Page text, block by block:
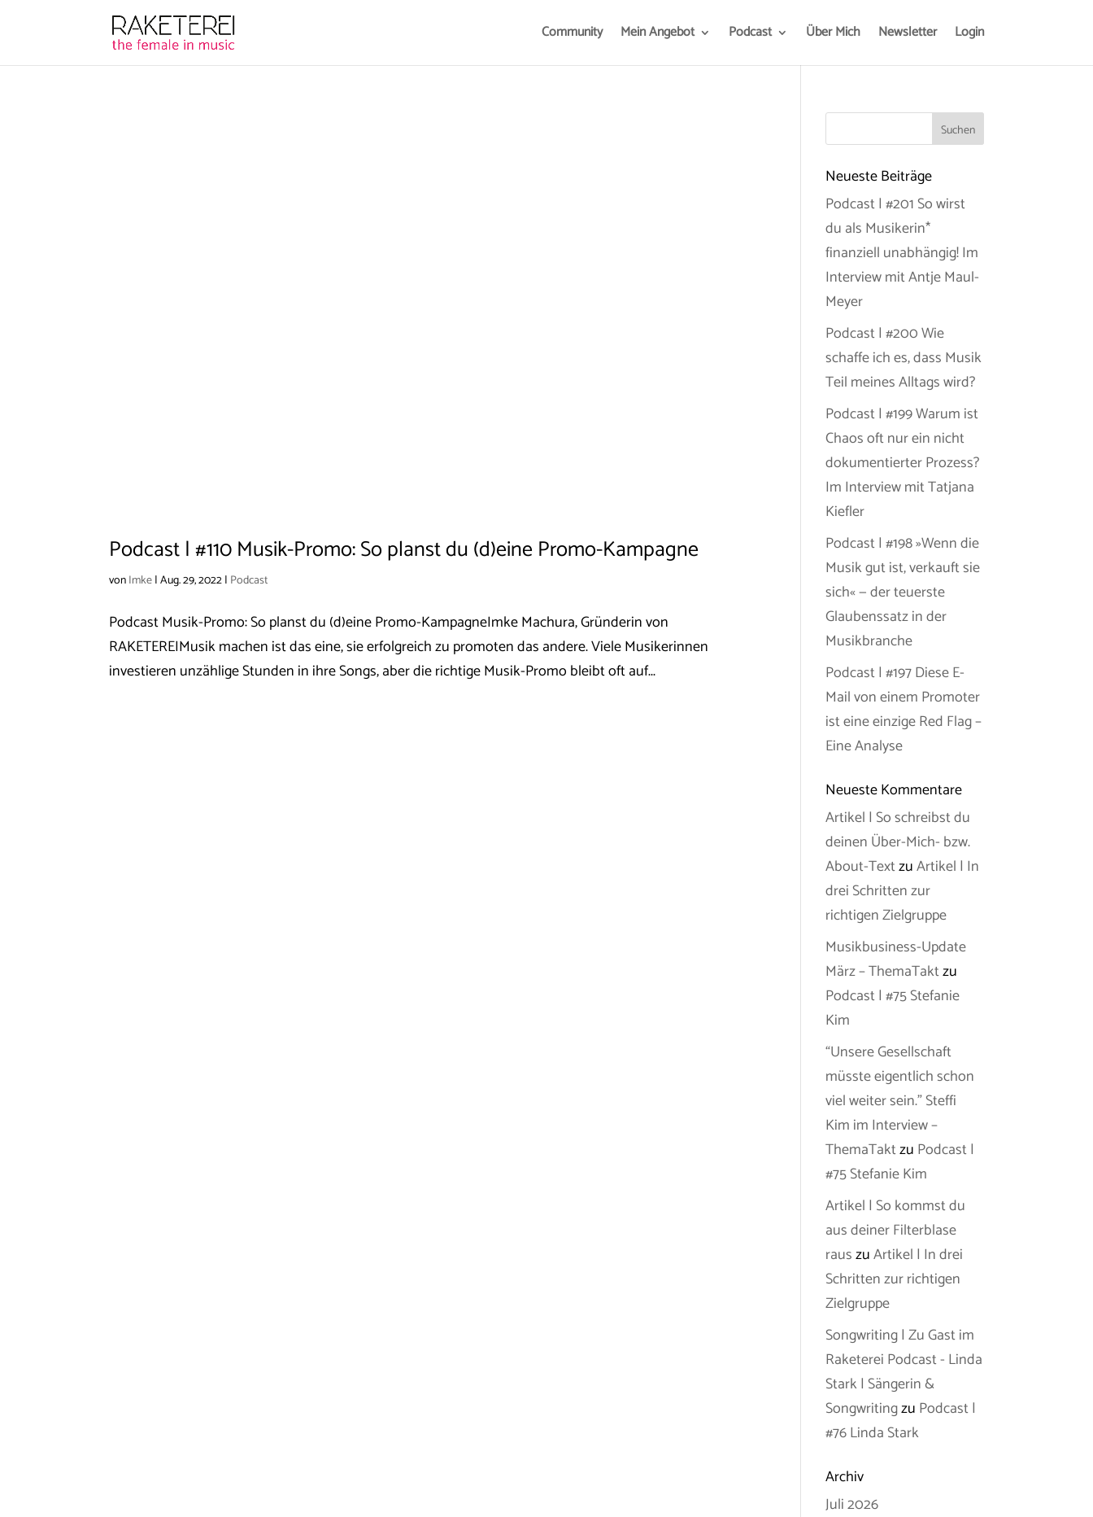
Community Mein Angebot Podcast Über Mich Newsletter Login
Podcast | #110 Musik-Promo: So planst du (d)eine Promo-Kampagne
vonImke|Aug. 29, 2022| Podcast
Podcast Musik-Promo: So planst du (d)eine Promo-KampagneImke Machura, Gründerin von
RAKETEREIMusik machen ist das eine, sie erfolgreich zu promoten das andere. Viele Musikerinnen
investieren unzählige Stunden in ihre Songs, aber die richtige Musik-Promo bleibt oft auf...
Neueste Beiträge
Podcast | #201 So wirst
du als Musikerin*
finanziell unabhängig! Im
Interview mit Antje Maul-
Meyer
Podcast | #200 Wie
schaffe ich es, dass Musik
Teil meines Alltags wird?
Podcast | #199 Warum ist
Chaos oft nur ein nicht
dokumentierter Prozess?
Im Interview mit Tatjana
Kiefler
Podcast | #198 »Wenn die
Musik gut ist, verkauft sie
sich« — der teuerste
Glaubenssatz in der
Musikbranche
Podcast | #197 Diese E-
Mail von einem Promoter
ist eine einzige Red Flag –
Eine Analyse
Neueste Kommentare
Artikel | So schreibst du
deinen Über-Mich- bzw.
About-TextzuArtikel | In
drei Schritten zur
richtigen Zielgruppe
Musikbusiness-Update
März – ThemaTaktzu
Podcast | #75 Stefanie
Kim
“Unsere Gesellschaft
müsste eigentlich schon
viel weiter sein.” Steffi
Kim im Interview –
ThemaTaktzu Podcast |
#75 Stefanie Kim
Artikel | So kommst du
aus deiner Filterblase
rauszuArtikel | In drei
Schritten zur richtigen
Zielgruppe
Songwriting | Zu Gast im
Raketerei Podcast - Linda
Stark | Sängerin &
Songwritingzu Podcast |
#76 Linda Stark
Archiv
Juli 2026